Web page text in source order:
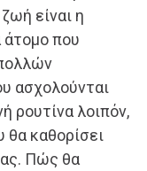
είναι η
άτομο που
ασχολούνται
ρουτίνα λοιπόν,
θα καθορίσει
Πώς θα